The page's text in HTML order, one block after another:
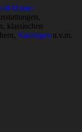
of-Home-
klassischen
Katalogen u.v.m.